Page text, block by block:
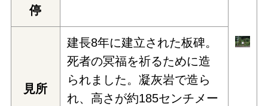
停
見所
建長8年に建立された板碑。
死者の冥福を祈るために造
られました。凝灰岩で造ら
れ、高さが約185センチメー